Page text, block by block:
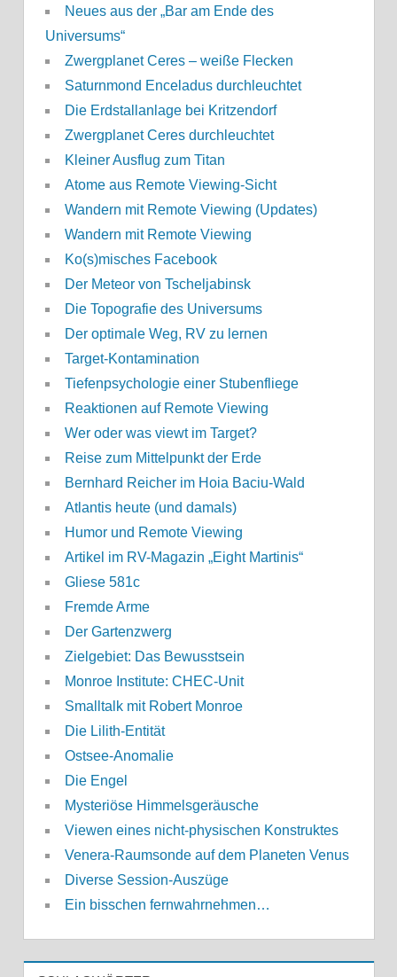
Neues aus der „Bar am Ende des
Universums“
Zwergplanet Ceres – weiße Flecken
Saturnmond Enceladus durchleuchtet
Die Erdstallanlage bei Kritzendorf
Zwergplanet Ceres durchleuchtet
Kleiner Ausflug zum Titan
Atome aus Remote Viewing-Sicht
Wandern mit Remote Viewing (Updates)
Wandern mit Remote Viewing
Ko(s)misches Facebook
Der Meteor von Tscheljabinsk
Die Topografie des Universums
Der optimale Weg, RV zu lernen
Target-Kontamination
Tiefenpsychologie einer Stubenfliege
Reaktionen auf Remote Viewing
Wer oder was viewt im Target?
Reise zum Mittelpunkt der Erde
Bernhard Reicher im Hoia Baciu-Wald
Atlantis heute (und damals)
Humor und Remote Viewing
Artikel im RV-Magazin „Eight Martinis“
Gliese 581c
Fremde Arme
Der Gartenzwerg
Zielgebiet: Das Bewusstsein
Monroe Institute: CHEC-Unit
Smalltalk mit Robert Monroe
Die Lilith-Entität
Ostsee-Anomalie
Die Engel
Mysteriöse Himmelsgeräusche
Viewen eines nicht-physischen Konstruktes
Venera-Raumsonde auf dem Planeten Venus
Diverse Session-Auszüge
Ein bisschen fernwahrnehmen…